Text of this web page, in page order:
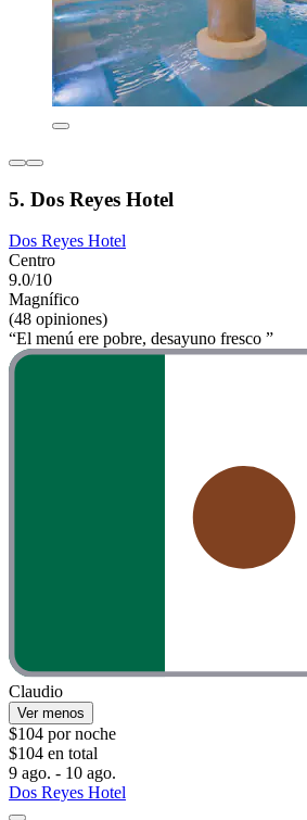
5. Dos Reyes Hotel
Dos Reyes Hotel
Centro
9.0/10
Magnífico
(48 opiniones)
“El menú ere pobre, desayuno fresco ”
Claudio
Ver menos
$104 por noche
$104 en total
9 ago. - 10 ago.
Dos Reyes Hotel